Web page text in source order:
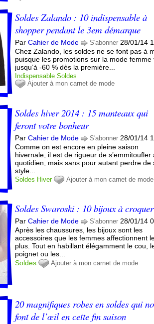
Soldes Zalando : 10 indispensable à
shopper pendant le 3em démarque
ParCahier de Mode S'abonner 28/01/14
Chez Zalando, les soldes ne se font pas à
puisque les promotions sur la mode femme
jusqu’à -60 % dès la première...
Indispensable Soldes
Ajouter à mon carnet de mode
Soldes hiver 2014 : 15 manteaux qui
feront votre bonheur
ParCahier de Mode S'abonner 28/01/14
Comme on est encore en pleine saison
hivernale, il est de rigueur de s’emmitoufler
quotidien, mais sans pour autant perdre de
style...
Soldes Hiver Ajouter à mon carnet de mode
Soldes Swaroski : 10 bijoux à croquer
ParCahier de Mode S'abonner 28/01/14
Après les chaussures, les bijoux sont les
accessoires que les femmes affectionnent
plus. Tout en habillant élégamment le cou,
poignet ou les...
Soldes
Ajouter à mon carnet de mode
20 magnifiques robes en soldes qui
font de l’œil en cette fin saison